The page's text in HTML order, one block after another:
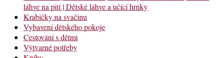
láhve na pití | Dětské láhve a učící hrnky
Krabičky na svačinu
Vybavení dětského pokoje
Cestování s dětmi
Výtvarné potřeby